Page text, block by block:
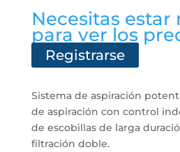
Necesitas
para ver los
Registrarse
Sistema de aspiración
de aspiración con control
de escobillas de larga
filtración doble.